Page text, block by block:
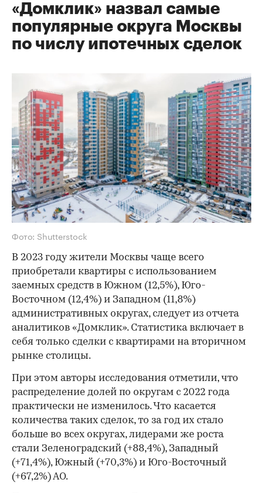
«Домклик» назвал самые
популярные округа Москвы
по числу ипотечных сделок
Фото: Shutterstock
В 2023 году жители Москвы чаще всего
приобретали квартиры с использованием
заемных средств в Южном (12,5%), Юго-
Восточном (12,4%) и Западном (11,8%)
административных округах, следует из отчета
аналитиков «Домклик». Статистика включает в
себя только сделки с квартирами на вторичном
рынке столицы.
При этом авторы исследования отметили, что
распределение долей по округам с 2022 года
практически не изменилось. Что касается
количества таких сделок, то за год их стало
больше во всех округах, лидерами же роста
стали Зеленоградский (+88,4%), Западный
(+71,4%), Южный (+70,3%) и Юго-Восточный
(+67,2%) АО.